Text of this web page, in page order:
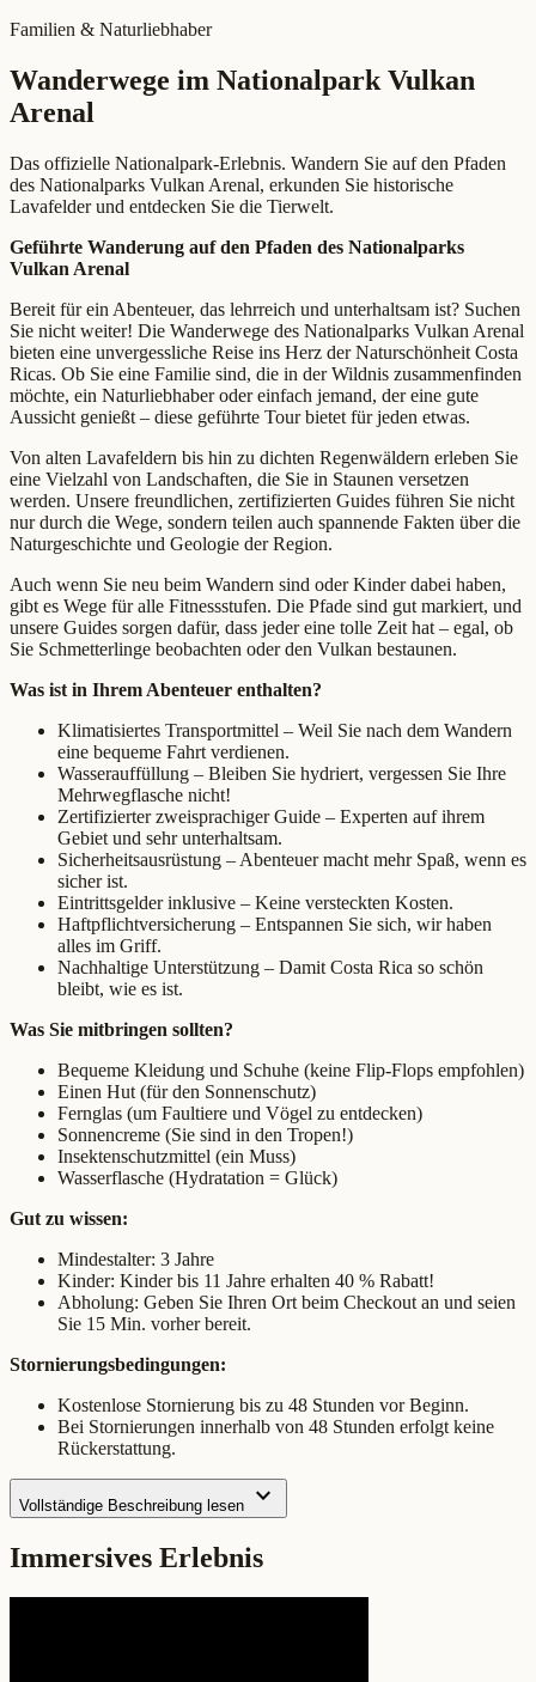
Familien & Naturliebhaber
Wanderwege im Nationalpark Vulkan
Arenal
Das offizielle Nationalpark-Erlebnis. Wandern Sie auf den Pfaden
des Nationalparks Vulkan Arenal, erkunden Sie historische
Lavafelder und entdecken Sie die Tierwelt.
Geführte Wanderung auf den Pfaden des Nationalparks
Vulkan Arenal
Bereit für ein Abenteuer, das lehrreich und unterhaltsam ist? Suchen
Sie nicht weiter! Die Wanderwege des Nationalparks Vulkan Arenal
bieten eine unvergessliche Reise ins Herz der Naturschönheit Costa
Ricas. Ob Sie eine Familie sind, die in der Wildnis zusammenfinden
möchte, ein Naturliebhaber oder einfach jemand, der eine gute
Aussicht genießt – diese geführte Tour bietet für jeden etwas.
Von alten Lavafeldern bis hin zu dichten Regenwäldern erleben Sie
eine Vielzahl von Landschaften, die Sie in Staunen versetzen
werden. Unsere freundlichen, zertifizierten Guides führen Sie nicht
nur durch die Wege, sondern teilen auch spannende Fakten über die
Naturgeschichte und Geologie der Region.
Auch wenn Sie neu beim Wandern sind oder Kinder dabei haben,
gibt es Wege für alle Fitnessstufen. Die Pfade sind gut markiert, und
unsere Guides sorgen dafür, dass jeder eine tolle Zeit hat – egal, ob
Sie Schmetterlinge beobachten oder den Vulkan bestaunen.
Was ist in Ihrem Abenteuer enthalten?
Klimatisiertes Transportmittel – Weil Sie nach dem Wandern
eine bequeme Fahrt verdienen.
Wasserauffüllung – Bleiben Sie hydriert, vergessen Sie Ihre
Mehrwegflasche nicht!
Zertifizierter zweisprachiger Guide – Experten auf ihrem
Gebiet und sehr unterhaltsam.
Sicherheitsausrüstung – Abenteuer macht mehr Spaß, wenn es
sicher ist.
Eintrittsgelder inklusive – Keine versteckten Kosten.
Haftpflichtversicherung – Entspannen Sie sich, wir haben
alles im Griff.
Nachhaltige Unterstützung – Damit Costa Rica so schön
bleibt, wie es ist.
Was Sie mitbringen sollten?
Bequeme Kleidung und Schuhe (keine Flip-Flops empfohlen)
Einen Hut (für den Sonnenschutz)
Fernglas (um Faultiere und Vögel zu entdecken)
Sonnencreme (Sie sind in den Tropen!)
Insektenschutzmittel (ein Muss)
Wasserflasche (Hydratation = Glück)
Gut zu wissen:
Mindestalter: 3 Jahre
Kinder: Kinder bis 11 Jahre erhalten 40 % Rabatt!
Abholung: Geben Sie Ihren Ort beim Checkout an und seien
Sie 15 Min. vorher bereit.
Stornierungsbedingungen:
Kostenlose Stornierung bis zu 48 Stunden vor Beginn.
Bei Stornierungen innerhalb von 48 Stunden erfolgt keine
Rückerstattung.
Vollständige Beschreibung lesen expand_more
Immersives Erlebnis